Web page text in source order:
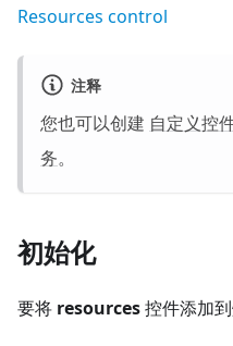
Resources control
注释
您也可以创建 自定义控
务。
初始化
要将 resources控件添加